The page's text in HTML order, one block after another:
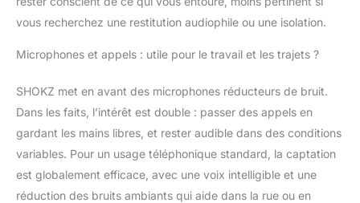
plus de temps ? Une
minutes vous donne
Rechargez facilement
via le port USB-C, que
ce soit avec le câble
inclus ou le vôtre.
Portez correctement le
casque et contrôlez le
vous recherchez une restitution audiophile ou une isolation.
Microphones et appels : utile pour le travail et les trajets ?
SHOKZ met en avant des microphones réducteurs de bruit.
Dans les faits, l’intérêt est double : passer des appels en
gardant les mains libres, et rester audible dans des conditions
variables. Pour un usage téléphonique standard, la captation
est globalement efficace, avec une voix intelligible et une
réduction des bruits ambiants qui aide dans la rue ou en